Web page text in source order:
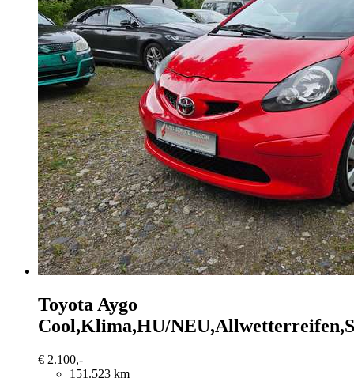
Toyota Aygo
Cool,Klima,HU/
€ 2.100,-
151.523 km